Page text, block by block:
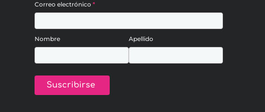
Correo electrónico *
Nombre Apellido